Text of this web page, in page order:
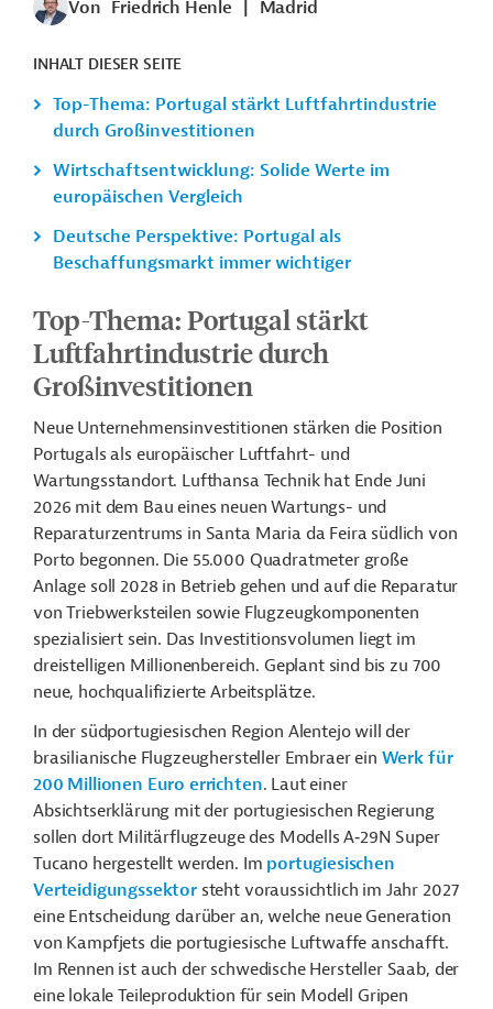
Von Friedrich Henle Madrid
INHALT DIESER SEITE
Top-Thema: Portugal stärkt Luftfahrtindustrie
durch Großinvestitionen
Wirtschaftsentwicklung: Solide Werte im
europäischen Vergleich
Deutsche Perspektive: Portugal als
Beschaffungsmarkt immer wichtiger
Top-Thema: Portugal stärkt
Luftfahrtindustrie durch
Großinvestitionen
Neue Unternehmensinvestitionen stärken die Position
Portugals als europäischer Luftfahrt- und
Wartungsstandort. Lufthansa Technik hat Ende Juni
2026 mit dem Bau eines neuen Wartungs- und
Reparaturzentrums in Santa Maria da Feira südlich von
Porto begonnen. Die 55.000 Quadratmeter große
Anlage soll 2028 in Betrieb gehen und auf die Reparatur
von Triebwerksteilen sowie Flugzeugkomponenten
spezialisiert sein. Das Investitionsvolumen liegt im
dreistelligen Millionenbereich. Geplant sind bis zu 700
neue, hochqualifizierte Arbeitsplätze.
In der südportugiesischen Region Alentejo will der
brasilianische Flugzeughersteller Embraer ein Werk für
200 Millionen Euro errichten. Laut einer
Absichtserklärung mit der portugiesischen Regierung
sollen dort Militärflugzeuge des Modells A‑29N Super
Tucano hergestellt werden. Im portugiesischen
Verteidigungssektorsteht voraussichtlich im Jahr 2027
eine Entscheidung darüber an, welche neue Generation
von Kampfjets die portugiesische Luftwaffe anschafft.
Im Rennen ist auch der schwedische Hersteller Saab, der
eine lokale Teileproduktion für sein Modell Gripen